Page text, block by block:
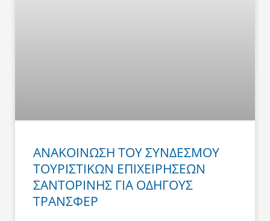
ΑΝΑΚΟΙΝΩΣΗ ΤΟΥ ΣΥΝΔΕΣΜΟΥ
ΤΟΥΡΙΣΤΙΚΩΝ ΕΠΙΧΕΙΡΗΣΕΩΝ
ΣΑΝΤΟΡΙΝΗΣ ΓΙΑ ΟΔΗΓΟΥΣ
ΤΡΑΝΣΦΕΡ